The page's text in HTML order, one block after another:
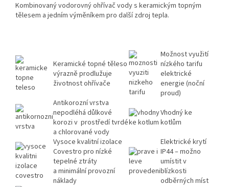
Kombinovaný vodorovný ohřívač vody s keramickým topným
tělesem a jedním výměníkem pro další zdroj tepla.
Keramické topné těleso
výrazně prodlužuje
životnost ohřívače
Možnost využití
nízkého tarifu
elektrické
energie (noční
proud)
Antikorozní vrstva
nepodléhá důlkové
korozi v prostředí tvrdé
a chlorované vody
Vhodný ke
kotlům
Vysoce kvalitní izolace
Covestro pro nízké
tepelné ztráty
a minimální provozní
náklady
Elektrické krytí
IP44 – možno
umístit v
blízkosti
odběrných míst